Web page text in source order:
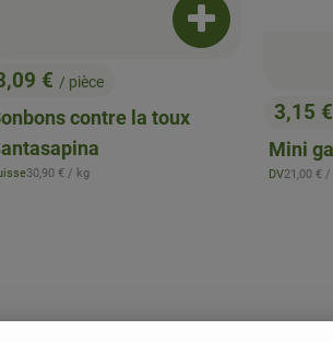
Prix:
€ / pièce
contre la toux
, Prix de référence:
30,90 € / kg
Ajouter le produit
, Prix:
3,15 €
Mini
, Origine:
DV, Prix de
21,00 € /